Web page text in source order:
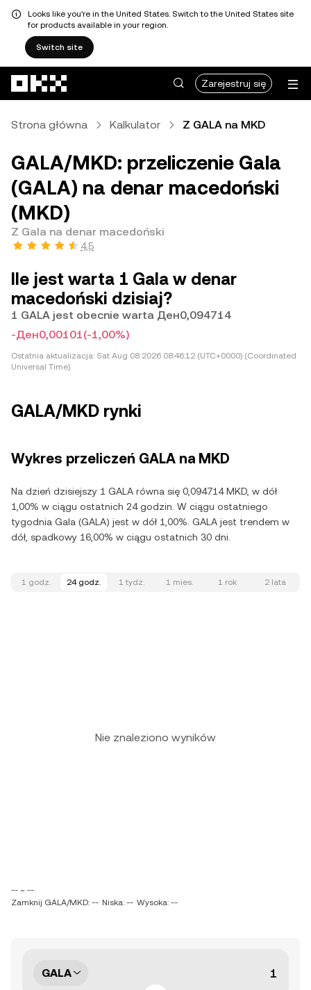
Looks like you're in the United States. Switch to the United States site
for products available in your region.
Switch site
Zarejestruj się
Strona główna Kalkulator Z GALA na MKD
GALA/MKD: przeliczenie Gala
(GALA) na denar macedoński
(MKD)
Z Gala na denar macedoński
4,5
Ile jest warta 1 Gala w denar
macedoński dzisiaj?
1 GALA jest obecnie warta Ден0,094714
-Ден0,00101(-1,00%)
Ostatnia aktualizacja: Sat Aug 08 2026 08:46:12 (UTC+0000) (Coordinated
Universal Time)
GALA/MKD rynki
Wykres przeliczeń GALA na MKD
Na dzień dzisiejszy 1 GALA równa się 0,094714 MKD, w dół
1,00% w ciągu ostatnich 24 godzin. W ciągu ostatniego
tygodnia Gala (GALA) jest w dół 1,00%. GALA jest trendem w
dół, spadkowy 16,00% w ciągu ostatnich 30 dni.
1 godz. 24 godz. 1 tydz. 1 mies. 1 rok 2 lata
Nie znaleziono wyników
-- ~ --
Zamknij GALA/MKD: -- Niska: -- Wysoka: --
GALA